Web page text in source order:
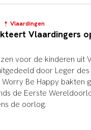
Vlaardingen
Vlaardingers
voor de kinderen uit
door Leger des
Be Happy bakten
de Eerste
de oorlog.